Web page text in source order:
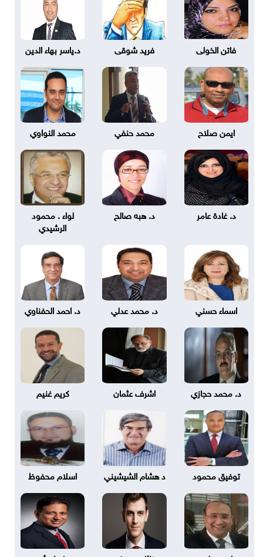
فاتن الخولى فريد شوقى د.ياسر بهاء الدين
ايمن صلاح محمد حنفي محمد النواوي
د. غادة عامر د. هبه صالح
لواء . محمود
الرشيدي
اسماء حسني د. محمد عدلي د. احمد الحفناوي
د. محمد حجازي اشرف عثمان كريم غنيم
توفيق محمود د هشام الشيشيني اسلام محفوظ